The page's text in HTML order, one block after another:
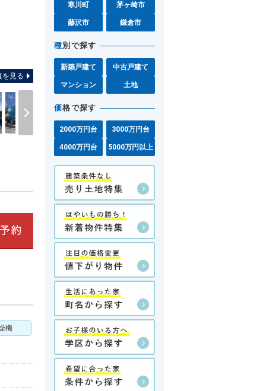
を見る
機
寒川町 茅ヶ崎市
藤沢市 鎌倉市
種別で探す
新築戸建て 中古戸建て
マンション 土地
価格で探す
2000万円台 3000万円台
4000万円台 5000万円以上